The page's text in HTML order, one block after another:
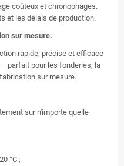
coûteux et chronophages.
et les délais de production.
sur mesure.
rapide, précise et efficace
parfait pour les fonderies, la
sur mesure.
sur n'importe quelle
°C ;